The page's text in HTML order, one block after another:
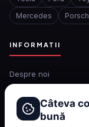
Mercedes
INFORMATII
Despre noi
Contact
Câteva
bună